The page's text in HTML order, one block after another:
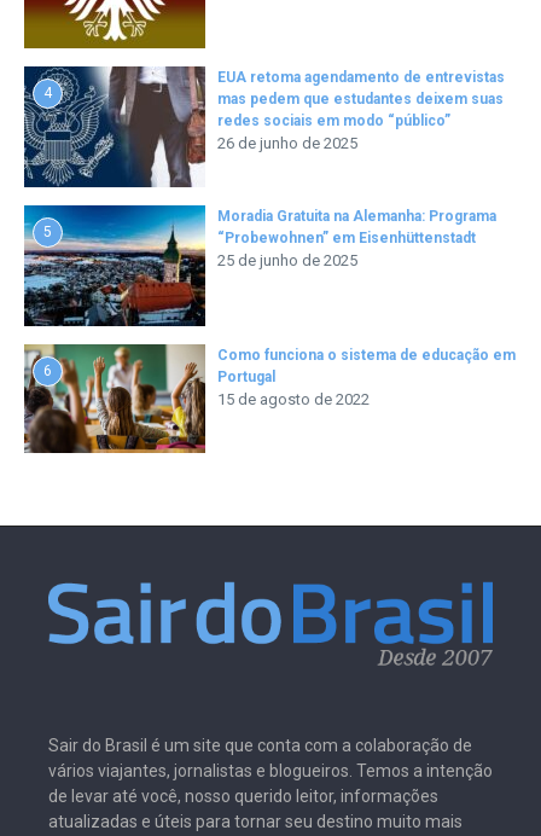
4
EUA retoma agendamento de entrevistas
mas pedem que estudantes deixem suas
redes sociais em modo “público”
26 de junho de 2025
5
Moradia Gratuita na Alemanha: Programa
“Probewohnen” em Eisenhüttenstadt
25 de junho de 2025
6
Como funciona o sistema de educação em
Portugal
15 de agosto de 2022
Sair do Brasil é um site que conta com a colaboração de
vários viajantes, jornalistas e blogueiros. Temos a intenção
de levar até você, nosso querido leitor, informações
atualizadas e úteis para tornar seu destino muito mais